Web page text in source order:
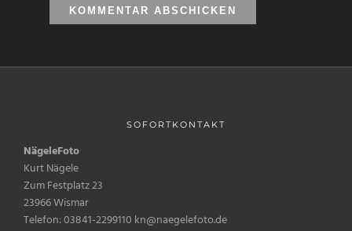
SOFORTKONTAKT
NägeleFoto
Kurt Nägele
Zum Festplatz 23
23966 Wismar
Telefon: 03841-2299110 kn@naegelefoto.de